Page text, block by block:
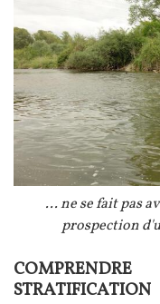
Légende... ne se fait pas
prospection
Texte
STRATIFICATION